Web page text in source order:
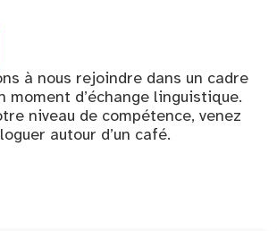
à nous rejoindre dans un cadre
moment d’échange linguistique.
niveau de compétence, venez
autour d’un café.